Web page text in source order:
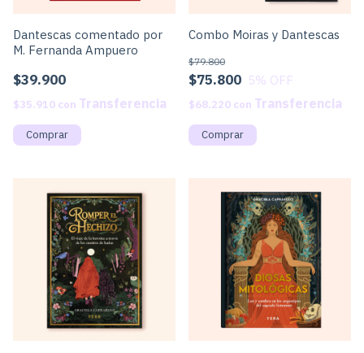
Dantescas comentado por
M. Fernanda Ampuero
$39.900
$35.910 con
Combo Moiras y Dantescas
$75.800
$79.800
5% OFF
$68.220 con